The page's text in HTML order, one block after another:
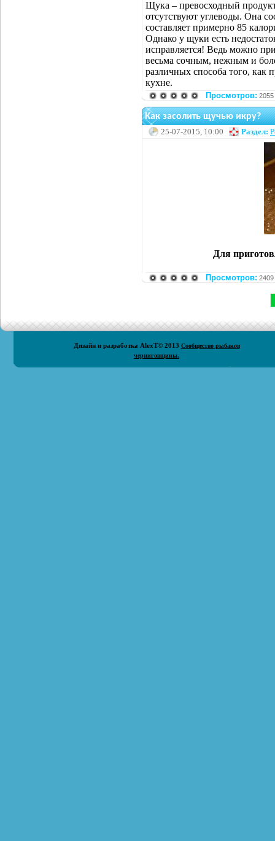
Щука – превосходный
отсутствуют углеводы. Она
составляет примерно 85
Однако у щуки есть
исправляется! Ведь можно
весьма сочным, нежным и
различных способа того, как
кухне.
Просмотров:
Как засолить щучью икру?
25-07-2015, 10:00 Раздел:
Для
Просмотров:
Дизайн и разработка AlexT© 2013 Сообщество рыбаков
черниговщины.